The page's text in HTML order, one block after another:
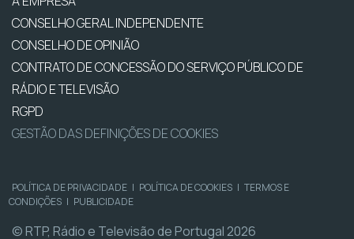
CONSELHO GERAL INDEPENDENTE
CONSELHO DE OPINIÃO
CONTRATO DE CONCESSÃO DO SERVIÇO PÚBLICO DE
RÁDIO E TELEVISÃO
RGPD
GESTÃO DAS DEFINIÇÕES DE COOKIES
POLÍTICA DE PRIVACIDADE | POLÍTICA DE COOKIES | TERMOS E
CONDIÇÕES | PUBLICIDADE
© RTP, Rádio e Televisão de Portugal 2026